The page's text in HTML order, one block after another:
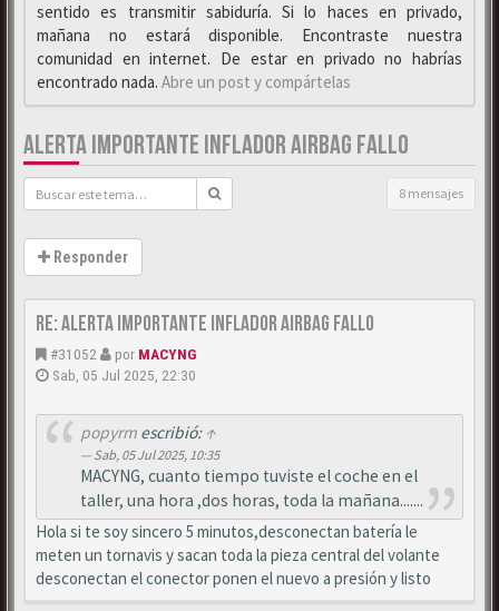
sentido es transmitir sabiduría. Si lo haces en privado,
mañana no estará disponible. Encontraste nuestra
comunidad en internet. De estar en privado no habrías
encontrado nada. Abre un post y compártelas
ALERTA IMPORTANTE INFLADOR AIRBAG FALLO
8 mensajes
Responder
Re: Alerta importante inflador airbag fallo
#31052 por MACYNG
Sab, 05 Jul 2025, 22:30
popyrmescribió: ↑
Sab, 05 Jul 2025, 10:35
MACYNG, cuanto tiempo tuviste el coche en el
taller, una hora ,dos horas, toda la mañana.......
Hola si te soy sincero 5 minutos,desconectan batería le
meten un tornavis y sacan toda la pieza central del volante
desconectan el conector ponen el nuevo a presión y listo